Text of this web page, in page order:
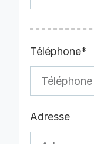
Téléphone*
Adresse